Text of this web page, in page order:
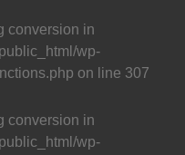
conversion in
wp-
on line 307
conversion in
wp-